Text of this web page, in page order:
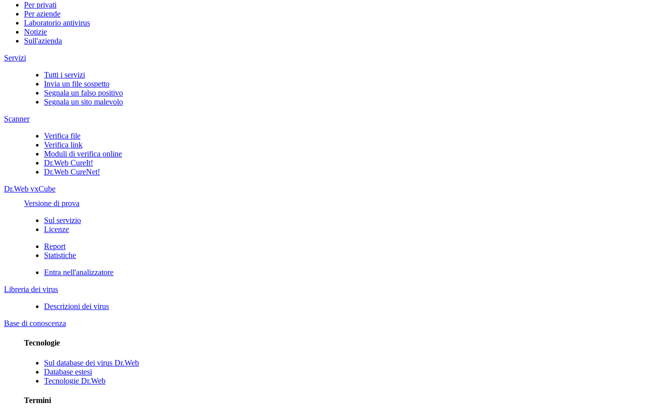
Per privati
Per aziende
Laboratorio antivirus
Notizie
Sull'azienda
Servizi
Tutti i servizi
Invia un file sospetto
Segnala un falso positivo
Segnala un sito malevolo
Scanner
Verifica file
Verifica link
Moduli di verifica online
Dr.Web CureIt!
Dr.Web CureNet!
Dr.Web vxCube
Versione di prova
Sul servizio
Licenze
Report
Statistiche
Entra nell'analizzatore
Libreria dei virus
Descrizioni dei virus
Base di conoscenza
Tecnologie
Sul database dei virus Dr.Web
Database estesi
Tecnologie Dr.Web
Termini